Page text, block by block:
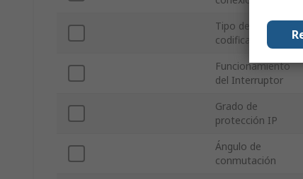
Tipo de
codificación
Funcionamiento
del Interruptor
Grado de
protección IP
Ángulo de
conmutación